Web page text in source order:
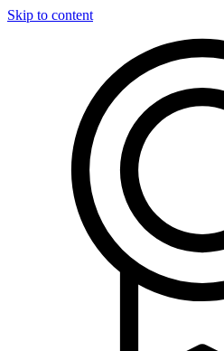
Skip to content